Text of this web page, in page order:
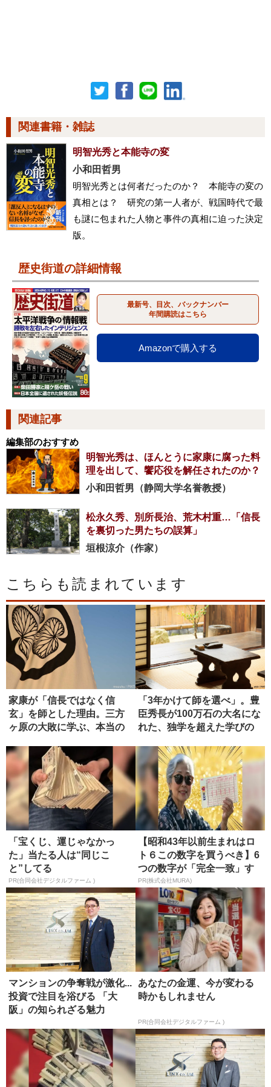
関連書籍・雑誌
明智光秀と本能寺の変
小和田哲男
明智光秀とは何者だったのか？ 本能寺の変の
真相とは？ 研究の第一人者が、戦国時代で最
も謎に包まれた人物と事件の真相に迫った決定
版。
歴史街道の詳細情報
最新号、目次、バックナンバー
年間購読はこちら
Amazonで購入する
関連記事
編集部のおすすめ
明智光秀は、ほんとうに家康に腐った料
理を出して、饗応役を解任されたのか？
小和田哲男（静岡大学名誉教授）
松永久秀、別所長治、荒木村重…「信長
を裏切った男たちの誤算」
垣根涼介（作家）
こちらも読まれています
家康が「信長ではなく信
玄」を師とした理由。三方
ヶ原の大敗に学ぶ、本当の
「3年かけて師を選べ」。豊
臣秀長が100万石の大名にな
れた、独学を超えた学びの
「宝くじ、運じゃなかっ
た」当たる人は“同じこ
と”してる
PR(合同会社デジタルファーム )
【昭和43年以前生まれはロ
ト６この数字を買うべき】6
つの数字が「完全一致」す
る方...
PR(株式会社MURA)
マンションの争奪戦が激化...
投資で注目を浴びる 「大
阪」の知られざる魅力
あなたの金運、今が変わる
時かもしれません
PR(合同会社デジタルファーム )